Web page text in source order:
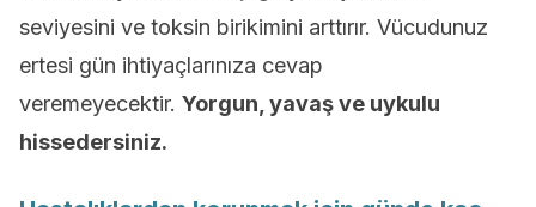
seviyesini ve toksin birikimini arttırır. Vücudunuz
ertesi gün ihtiyaçlarınıza cevap
veremeyecektir. Yorgun, yavaş ve uykulu
hissedersiniz.